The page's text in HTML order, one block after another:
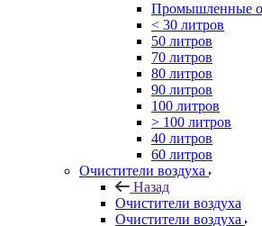
Промышленные
< 30 литров
50 литров
70 литров
80 литров
90 литров
100 литров
> 100 литров
40 литров
60 литров
Очистители воздуха
Назад
Очистители воздуха
Очистители воздуха